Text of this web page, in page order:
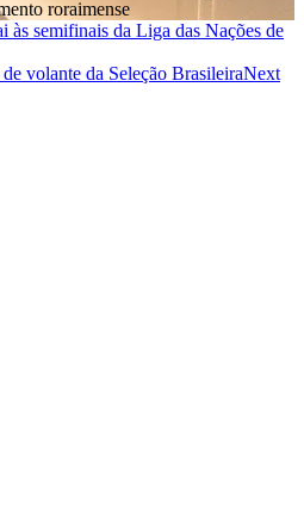
volante da Seleção BrasileiraNext